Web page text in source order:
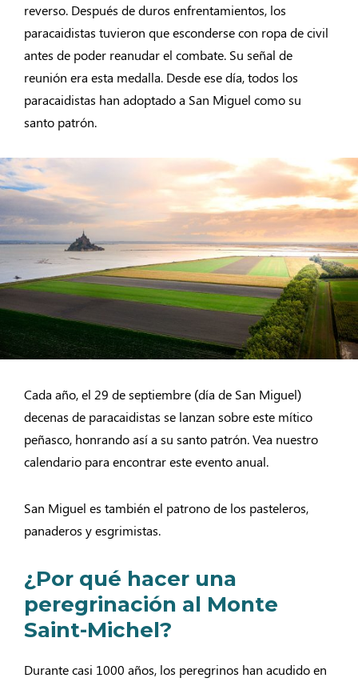
reverso. Después de duros enfrentamientos, los
paracaidistas tuvieron que esconderse con ropa de civil
antes de poder reanudar el combate. Su señal de
reunión era esta medalla. Desde ese día, todos los
paracaidistas han adoptado a San Miguel como su
santo patrón.
Cada año, el 29 de septiembre (día de San Miguel)
decenas de paracaidistas se lanzan sobre este mítico
peñasco, honrando así a su santo patrón. Vea nuestro
calendario para encontrar este evento anual.
San Miguel es también el patrono de los pasteleros,
panaderos y esgrimistas.
¿Por qué hacer una
peregrinación al Monte
Saint-Michel?
Durante casi 1000 años, los peregrinos han acudido en